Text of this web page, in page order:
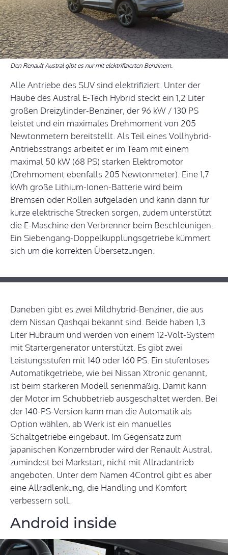
Den Renault Austral gibt es nur mit elektrifizierten Benzinern.
Alle Antriebe des SUV sind elektrifiziert. Unter der
Haube des Austral E-Tech Hybrid steckt ein 1,2 Liter
großen Dreizylinder-Benziner, der 96 kW / 130 PS
leistet und ein maximales Drehmoment von 205
Newtonmetern bereitstellt. Als Teil eines Vollhybrid-
Antriebsstrangs arbeitet er im Team mit einem
maximal 50 kW (68 PS) starken Elektromotor
(Drehmoment ebenfalls 205 Newtonmeter). Eine 1,7
kWh große Lithium-Ionen-Batterie wird beim
Bremsen oder Rollen aufgeladen und kann dann für
kurze elektrische Strecken sorgen, zudem unterstützt
die E-Maschine den Verbrenner beim Beschleunigen.
Ein Siebengang-Doppelkupplungsgetriebe kümmert
sich um die korrekten Übersetzungen.
Daneben gibt es zwei Mildhybrid-Benziner, die aus
dem Nissan Qashqai bekannt sind. Beide haben 1,3
Liter Hubraum und werden von einem 12-Volt-System
mit Startergenerator unterstützt. Es gibt zwei
Leistungsstufen mit 140 oder 160 PS. Ein stufenloses
Automatikgetriebe, wie bei Nissan Xtronic genannt,
ist beim stärkeren Modell serienmäßig. Damit kann
der Motor im Schubbetrieb ausgeschaltet werden. Bei
der 140-PS-Version kann man die Automatik als
Option wählen, ab Werk ist ein manuelles
Schaltgetriebe eingebaut. Im Gegensatz zum
japanischen Konzernbruder wird der Renault Austral,
zumindest bei Markstart, nicht mit Allradantrieb
angeboten. Unter dem Namen 4Control gibt es aber
eine Allradlenkung, die Handling und Komfort
verbessern soll.
Android inside